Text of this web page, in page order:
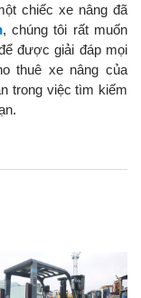
chiếc xe nâng đã
, chúng tôi rất muốn
được giải đáp mọi
thuê xe nâng của
trong việc tìm kiếm